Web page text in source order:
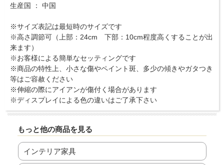
生産国 ： 中国
※サイズ表記は最短時のサイズです
※高さ調節可（上部：24cm 下部：10cm程度高くすることが出
来ます）
※お客様による簡単なセッティングです
※商品の特性上、小さな傷やペイント斑、多少の傾きやガタつき
等はご容赦ください
※伸縮の際にアイアンが傷付く場合があります
※ディスプレイによる色の違いはご了承下さい
もっと他の商品を見る
インテリア家具